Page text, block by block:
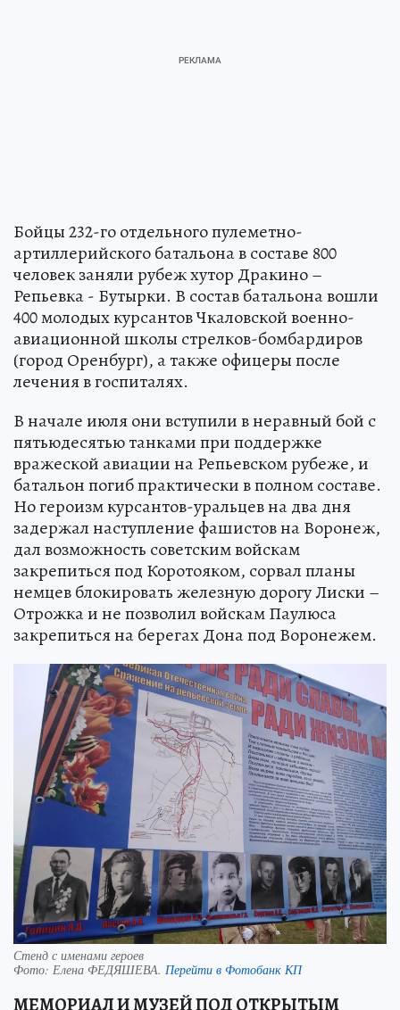
Бойцы 232-го отдельного пулеметно-
артиллерийского батальона в составе 800
человек заняли рубеж хутор Дракино –
Репьевка - Бутырки. В состав батальона вошли
400 молодых курсантов Чкаловской военно-
авиационной школы стрелков-бомбардиров
(город Оренбург), а также офицеры после
лечения в госпиталях.
В начале июля они вступили в неравный бой с
пятьюдесятью танками при поддержке
вражеской авиации на Репьевском рубеже, и
батальон погиб практически в полном составе.
Но героизм курсантов-уральцев на два дня
задержал наступление фашистов на Воронеж,
дал возможность советским войскам
закрепиться под Коротояком, сорвал планы
немцев блокировать железную дорогу Лиски –
Отрожка и не позволил войскам Паулюса
закрепиться на берегах Дона под Воронежем.
Стенд с именами героев
Фото: Елена ФЕДЯШЕВА. Перейти в Фотобанк КП
МЕМОРИАЛ И МУЗЕЙ ПОД ОТКРЫТЫМ